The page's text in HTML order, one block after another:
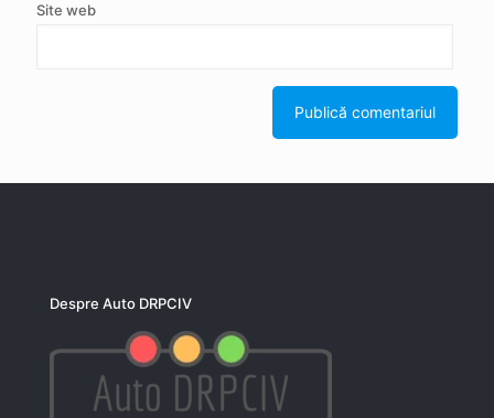
Site web
Despre Auto DRPCIV